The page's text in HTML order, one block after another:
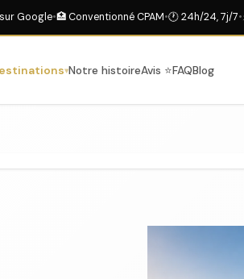
Google•🏥 Conventionné CPAM•🕐 24h/24, 7j/7•
Notre histoireAvis ⭐FAQBlog